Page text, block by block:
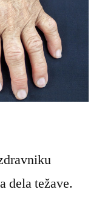
dela težave.